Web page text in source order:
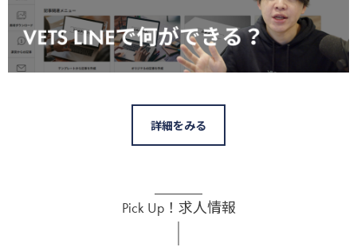
詳細をみる
Pick Up！求人情報